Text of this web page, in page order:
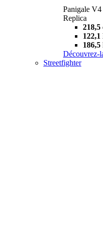
Panigale
Replica
218,5
186,5
Découvrez-
Streetfighter